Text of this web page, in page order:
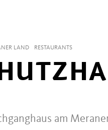
LAND RESTAURANTS
am